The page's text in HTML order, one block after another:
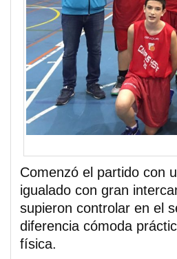
Comenzó el partido con
igualado con gran
supieron controlar en el
diferencia cómoda
física.